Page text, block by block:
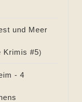
und Meer
Krimis #5)
- 4